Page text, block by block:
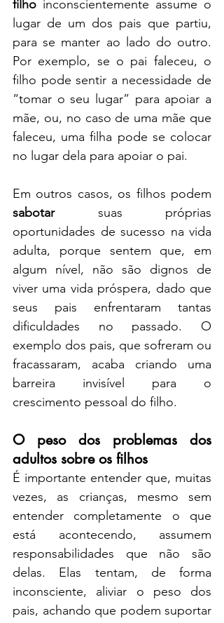
filho inconscientemente assume o
lugar de um dos pais que partiu,
para se manter ao lado do outro.
Por exemplo, se o pai faleceu, o
filho pode sentir a necessidade de
“tomar o seu lugar” para apoiar a
mãe, ou, no caso de uma mãe que
faleceu, uma filha pode se colocar
no lugar dela para apoiar o pai.
sabotar suas próprias
oportunidades de sucesso na vida
adulta, porque sentem que, em
algum nível, não são dignos de
viver uma vida próspera, dado que
seus pais enfrentaram tantas
dificuldades no passado. O
exemplo dos pais, que sofreram ou
fracassaram, acaba criando uma
barreira invisível para o
crescimento pessoal do filho.
O peso dos problemas dos
adultos sobre os filhos
É importante entender que, muitas
vezes, as crianças, mesmo sem
entender completamente o que
está acontecendo, assumem
responsabilidades que não são
delas. Elas tentam, de forma
inconsciente, aliviar o peso dos
pais, achando que podem suportar